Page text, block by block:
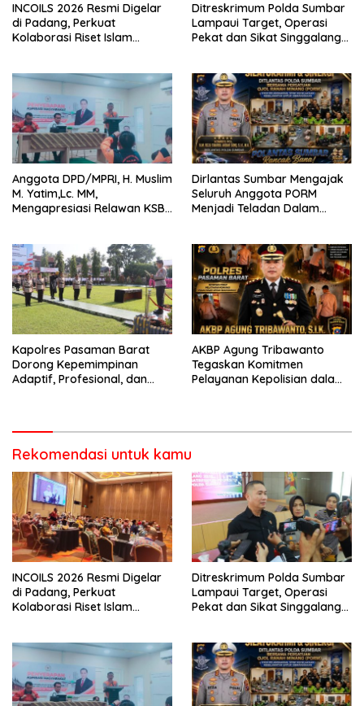
INCOILS 2026 Resmi Digelar
di Padang, Perkuat
Kolaborasi Riset Islam
Ditreskrimum Polda Sumbar
Lampaui Target, Operasi
Pekat dan Sikat Singgalang
Anggota DPD/MPRI, H. Muslim
M. Yatim,Lc. MM,
Mengapresiasi Relawan KSB
Bencana
Dirlantas Sumbar Mengajak
Seluruh Anggota PORM
Menjadi Teladan Dalam
Perlengkapan Keselamatan
Berkendara
Kapolres Pasaman Barat
Dorong Kepemimpinan
Adaptif, Profesional, dan
AKBP Agung Tribawanto
Tegaskan Komitmen
Pelayanan Kepolisian dalam
Rekomendasi untuk kamu
INCOILS 2026 Resmi Digelar
di Padang, Perkuat
Kolaborasi Riset Islam
Ditreskrimum Polda Sumbar
Lampaui Target, Operasi
Pekat dan Sikat Singgalang